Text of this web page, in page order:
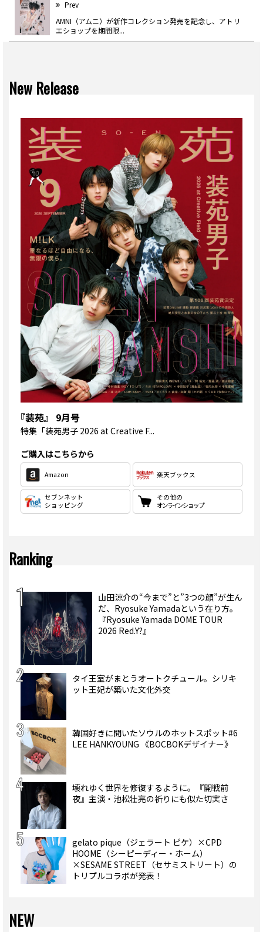
Prev
AMNI（アムニ）が新作コレクション発売を記念し、アトリ
エショップを期間限...
New Release
『装苑』 9月号
特集 「装苑男子 2026 at Creative F...
ご購入はこちらから
Amazon 楽天ブックス
セブンネット
ショッピング
その他の
オンラインショップ
Ranking
山田涼介の“今まで”と”3つの顔”が生ん
だ、Ryosuke Yamadaという在り方。
『Ryosuke Yamada DOME TOUR
2026 Red.Y?』
タイ王室がまとうオートクチュール。シリキ
ット王妃が築いた文化外交
韓国好きに聞いたソウルのホットスポット#6
LEE HANKYOUNG 《BOCBOKデザイナー》
壊れゆく世界を修復するように。『開戦前
夜』主演・池松壮亮の祈りにも似た切実さ
gelato pique（ジェラート ピケ）×CPD
HOOME（シーピーディー・ホーム）
×SESAME STREET（セサミストリート）の
トリプルコラボが発表！
NEW